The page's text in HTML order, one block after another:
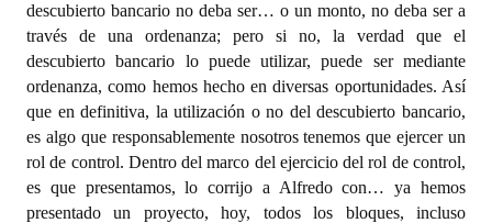
descubierto bancario no deba ser… o un monto, no deba ser a
través de una ordenanza; pero si no, la verdad que el
descubierto bancario lo puede utilizar, puede ser mediante
ordenanza, como hemos hecho en diversas oportunidades. Así
que en definitiva, la utilización o no del descubierto bancario,
es algo que responsablemente nosotros tenemos que ejercer un
rol de control. Dentro del marco del ejercicio del rol de control,
es que presentamos, lo corrijo a Alfredo con… ya hemos
presentado un proyecto, hoy, todos los bloques, incluso